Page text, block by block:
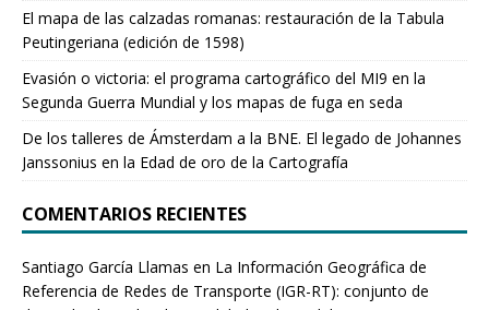
El mapa de las calzadas romanas: restauración de la Tabula
Peutingeriana (edición de 1598)
Evasión o victoria: el programa cartográfico del MI9 en la
Segunda Guerra Mundial y los mapas de fuga en seda
De los talleres de Ámsterdam a la BNE. El legado de Johannes
Janssonius en la Edad de oro de la Cartografía
COMENTARIOS RECIENTES
Santiago García Llamas en La Información Geográfica de
Referencia de Redes de Transporte (IGR-RT): conjunto de